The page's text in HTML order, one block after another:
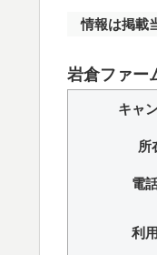
情報は掲載
岩倉ファー
キャ
所
電
利